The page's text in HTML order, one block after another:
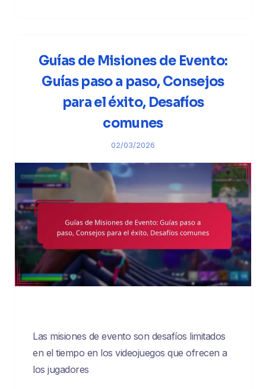
Guías de Misiones de Evento:
Guías paso a paso, Consejos
para el éxito, Desafíos
comunes
02/03/2026
Las misiones de evento son desafíos limitados
en el tiempo en los videojuegos que ofrecen a
los jugadores